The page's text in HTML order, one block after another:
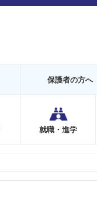
保護者の方へ
就職・進学